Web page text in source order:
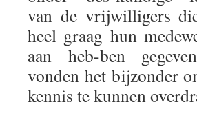
van de vrijwilligers
heel graag hun
aan heb-ben
vonden het bijzonder
kennis te kunnen